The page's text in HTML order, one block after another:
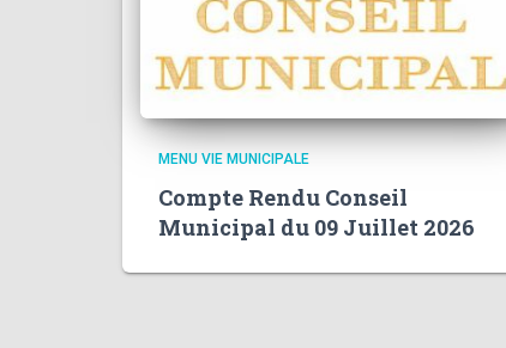
MENU VIE MUNICIPALE
Compte Rendu Conseil
Municipal du 09 Juillet 2026